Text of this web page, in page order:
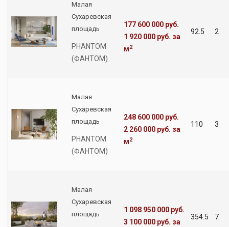
Малая
Сухаревская
площадь
PHANTOM
(ФАНТОМ)
177 600 000 руб.
1 920 000 руб. за
м2
92.5 2
Малая
Сухаревская
площадь
PHANTOM
(ФАНТОМ)
248 600 000 руб.
2 260 000 руб. за
м2
110 3
Малая
Сухаревская
площадь
1 098 950 000 руб.
3 100 000 руб. за
354.5 7